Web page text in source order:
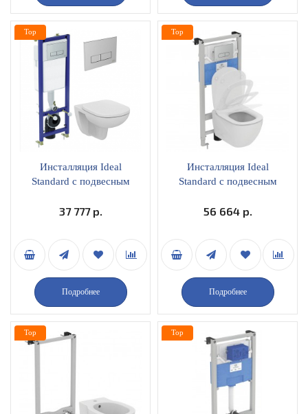
Инсталляция Ideal
Standard c подвесным
с сиденьем микролифт,
37 777 р.
Подробнее
Top
Инсталляция Ideal
Standard c подвесным
с тонким сиденьем
смыва R030501
56 664 р.
Подробнее
Top
Top Top